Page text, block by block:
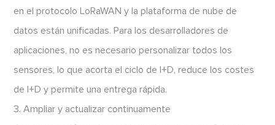
en el protocolo LoRaWAN y la plataforma de nube de
datos están unificadas. Para los desarrolladores de
aplicaciones, no es necesario personalizar todos los
sensores, lo que acorta el ciclo de I+D, reduce los costes
de I+D y permite una entrega rápida.
3. Ampliar y actualizar continuamente